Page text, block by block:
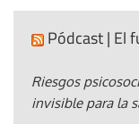
Pódcast | El
Riesgos
invisible para la